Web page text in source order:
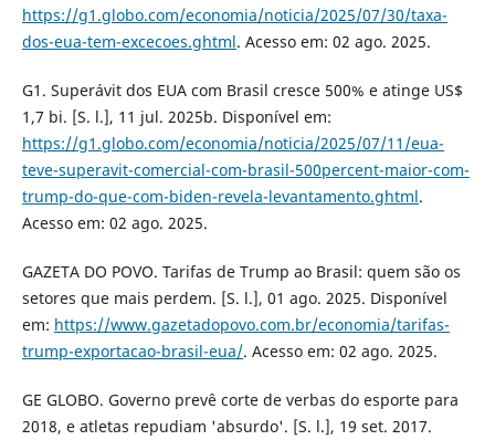
https://g1.globo.com/economia/noticia/2025/07/30/taxa-
dos-eua-tem-excecoes.ghtml. Acesso em: 02 ago. 2025.
G1. Superávit dos EUA com Brasil cresce 500% e atinge US$
1,7 bi. [S. l.], 11 jul. 2025b. Disponível em:
https://g1.globo.com/economia/noticia/2025/07/11/eua-
teve-superavit-comercial-com-brasil-500percent-maior-com-
trump-do-que-com-biden-revela-levantamento.ghtml.
Acesso em: 02 ago. 2025.
GAZETA DO POVO. Tarifas de Trump ao Brasil: quem são os
setores que mais perdem. [S. l.], 01 ago. 2025. Disponível
em: https://www.gazetadopovo.com.br/economia/tarifas-
trump-exportacao-brasil-eua/. Acesso em: 02 ago. 2025.
GE GLOBO. Governo prevê corte de verbas do esporte para
2018, e atletas repudiam 'absurdo'. [S. l.], 19 set. 2017.